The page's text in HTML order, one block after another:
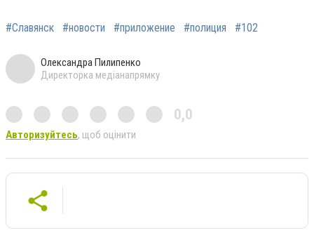
#Славянск #новости #приложение #полиция #102
Олександра Пилипенко
Директорка медіанапрямку
0,0
Авторизуйтесь, щоб оцінити